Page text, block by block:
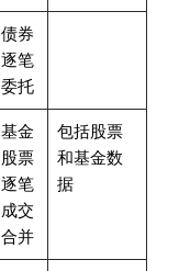
债券
逐笔
委托
基金
股票
逐笔
成交
合并
包括股票
和基金数
据